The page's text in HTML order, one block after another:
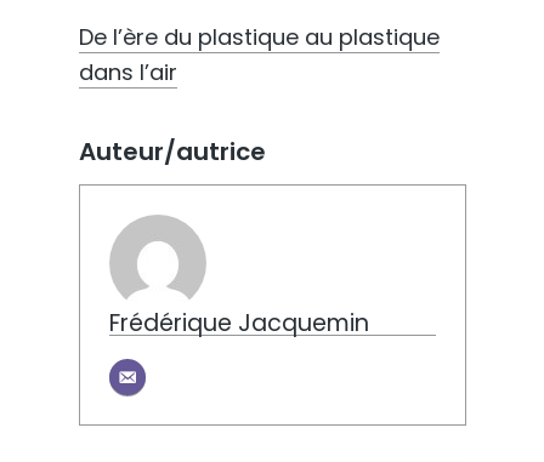
De l’ère du plastique au plastique
dans l’air
Auteur/autrice
Frédérique Jacquemin